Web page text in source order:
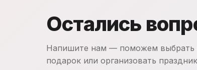
Остались
Напишите нам — поможем выбрать
подарок или организовать